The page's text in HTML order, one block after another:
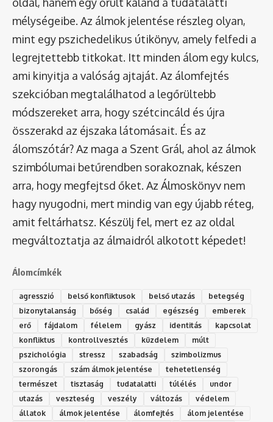
mélységeibe. Az álmok jelentése részleg olyan,
mint egy pszichedelikus útikönyv, amely felfedi a
legrejtettebb titkokat. Itt minden álom egy kulcs,
ami kinyitja a valóság ajtaját. Az álomfejtés
szekcióban megtalálhatod a legőrültebb
módszereket arra, hogy szétcincáld és újra
összerakd az éjszaka látomásait. És az
álomszótár? Az maga a Szent Grál, ahol az álmok
szimbólumai betűrendben sorakoznak, készen
arra, hogy megfejtsd őket. Az Álmoskönyv nem
hagy nyugodni, mert mindig van egy újabb réteg,
amit feltárhatsz. Készülj fel, mert ez az oldal
megváltoztatja az álmaidról alkotott képedet!
Álomcímkék
agresszió belső konfliktusok belső utazás
betegség
bizonytalanság
bőség család egészség
emberek
erő
fájdalom félelem gyász identitás
kapcsolat
konfliktus
kontrollvesztés küzdelem
múlt
pszichológia
stressz szabadság
szimbolizmus
szorongás
szám álmok jelentése
tehetetlenség
természet
tisztaság tudatalatti túlélés
undor
utazás
veszteség veszély változás
védelem
állatok
álmok jelentése álomfejtés
álom jelentése